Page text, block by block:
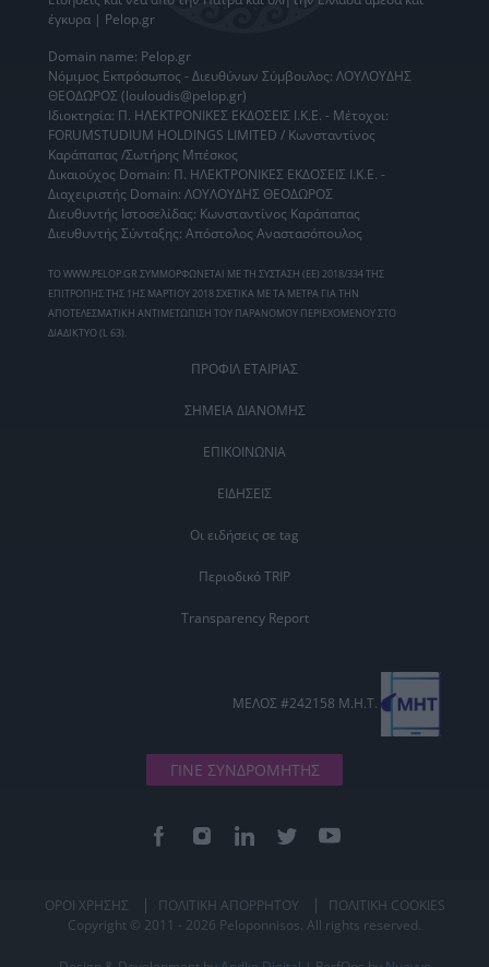
έγκυρα | Pelop.gr
Domain name: Pelop.gr
Νόμιμος Εκπρόσωπος - Διευθύνων Σύμβουλος: ΛΟΥΛΟΥΔΗΣ
ΘΕΟΔΩΡΟΣ (louloudis@pelop.gr)
Ιδιοκτησία: Π. ΗΛΕΚΤΡΟΝΙΚΕΣ ΕΚΔΟΣΕΙΣ Ι.Κ.Ε. - Μέτοχοι:
FORUMSTUDIUM HOLDINGS LIMITED / Κωνσταντίνος
Καράπαπας /Σωτήρης Μπέσκος
Δικαιούχος Domain: Π. ΗΛΕΚΤΡΟΝΙΚΕΣ ΕΚΔΟΣΕΙΣ Ι.Κ.Ε. -
Διαχειριστής Domain: ΛΟΥΛΟΥΔΗΣ ΘΕΟΔΩΡΟΣ
Διευθυντής Ιστοσελίδας: Κωνσταντίνος Καράπαπας
Διευθυντής Σύνταξης: Απόστολος Αναστασόπουλος
ΤΟ WWW.PELOP.GR ΣΥΜΜΟΡΦΩΝΕΤΑΙ ΜΕ ΤΗ ΣΥΣΤΑΣΗ (ΕΕ) 2018/334 ΤΗΣ
ΕΠΙΤΡΟΠΗΣ ΤΗΣ 1ΗΣ ΜΑΡΤΙΟΥ 2018 ΣΧΕΤΙΚΑ ΜΕ ΤΑ ΜΕΤΡΑ ΓΙΑ ΤΗΝ
ΑΠΟΤΕΛΕΣΜΑΤΙΚΗ ΑΝΤΙΜΕΤΩΠΙΣΗ ΤΟΥ ΠΑΡΑΝΟΜΟΥ ΠΕΡΙΕΧΟΜΕΝΟΥ ΣΤΟ
ΔΙΑΔΙΚΤΥΟ (L 63).
ΠΡΟΦΙΛ ΕΤΑΙΡΙΑΣ
ΣΗΜΕΙΑ ΔΙΑΝΟΜΗΣ
ΕΠΙΚΟΙΝΩΝΙΑ
ΕΙΔΗΣΕΙΣ
Οι ειδήσεις σε tag
Περιοδικό TRIP
Transparency Report
ΓΙΝΕ ΣΥΝΔΡΟΜΗΤΗΣ
ΜΕΛΟΣ #242158 Μ.Η.Τ.
ΟΡΟΙ ΧΡΗΣΗΣ ΠΟΛΙΤΙΚΗ ΑΠΟΡΡΗΤΟΥ
ΠΟΛΙΤΙΚΗ COOKIES
Copyright © 2011 - 2026 Peloponnisos. All rights reserved.